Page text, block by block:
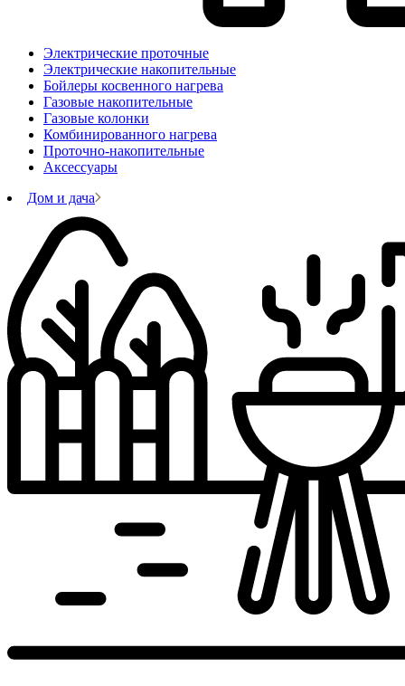
Электрические проточные
Электрические накопительные
Бойлеры косвенного нагрева
Газовые накопительные
Газовые колонки
Комбинированного нагрева
Проточно-накопительные
Аксессуары
Дом и дача